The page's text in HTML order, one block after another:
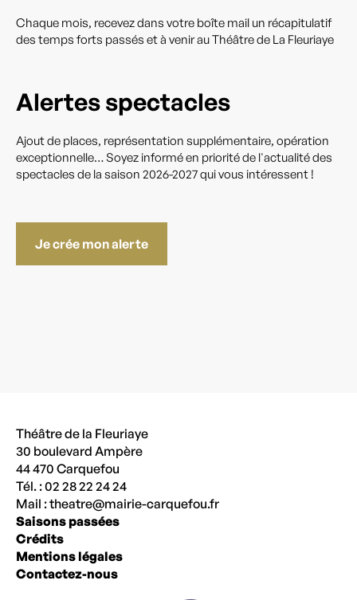
Chaque mois, recevez dans votre boîte mail un récapitulatif
des temps forts passés et à venir au Théâtre de La Fleuriaye
Alertes spectacles
Ajout de places, représentation supplémentaire, opération
exceptionnelle… Soyez informé en priorité de l'actualité des
spectacles de la saison 2026-2027 qui vous intéressent !
Je crée mon alerte
Théâtre de la Fleuriaye
30 boulevard Ampère
44 470 Carquefou
Tél. : 02 28 22 24 24
Mail :theatre@mairie-carquefou.fr
Saisons passées
Crédits
Mentions légales
Contactez-nous